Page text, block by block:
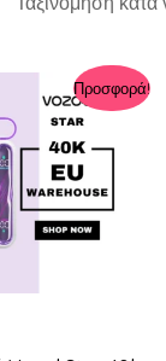
Προσφορά!